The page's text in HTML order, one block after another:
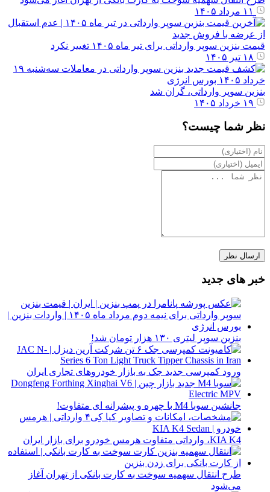
قیمت بنزین سوپر وارداتی برای تیر ماه ۱۴۰۵ تغییر نکرد
بنزین سوپر وارداتی، گران شد
نظر شما چیست؟
خبر های جدید
بنزین سوپر لیتری ۱۳۰ هزار تومان شد!
ورود کمپرسی جدید جک به بازار خودروهای تجاری ایران
جانشین سوبا M4 با چهره و پیشرانه ای متفاوت!
KIA K4، وارداتی متفاوت هرمس خودرو برای بازار ایران
طرح انتقال سهمیه سوخت به کارت بانکی از تهران آغاز
می‌شود